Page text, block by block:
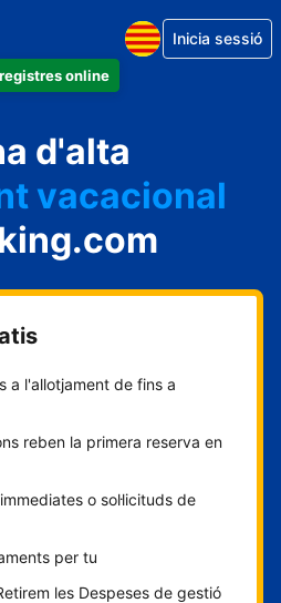
online
Inicia sessió
d'alta
hotel
vacacional
rural
a l'allotjament de fins a
reben la primera reserva en
o sol·licituds de
per tu
les Despeses de gestió